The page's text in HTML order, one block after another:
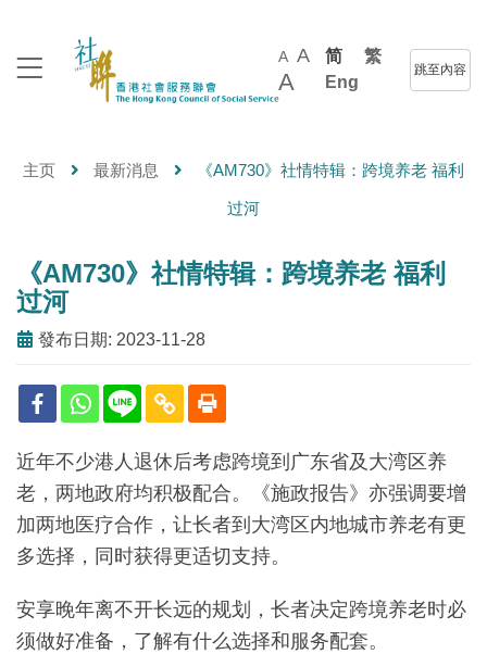
A A
A
简
繁
Eng
跳至內容
主页 最新消息 《AM730》社情特辑：跨境养老 福利
过河
《AM730》社情特辑：跨境养老 福利
过河
發布日期: 2023-11-28
近年不少港人退休后考虑跨境到广东省及大湾区养
老，两地政府均积极配合。《施政报告》亦强调要增
加两地医疗合作，让长者到大湾区内地城市养老有更
多选择，同时获得更适切支持。
安享晚年离不开长远的规划，长者决定跨境养老时必
须做好准备，了解有什么选择和服务配套。